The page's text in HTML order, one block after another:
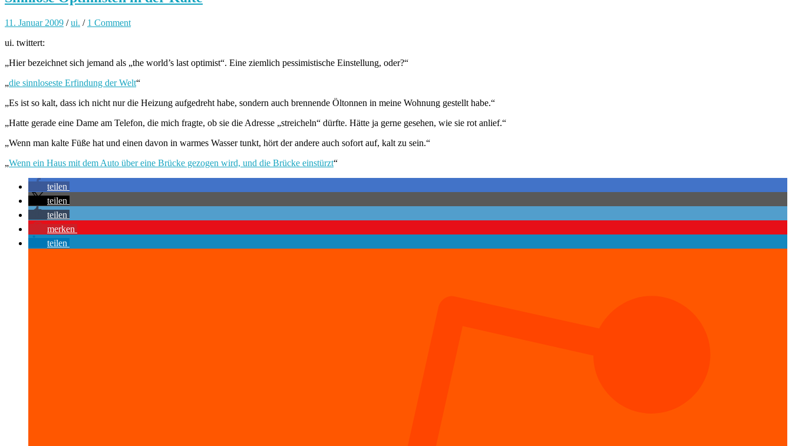
11. Januar 2009 /ui. / 1 Comment
ui. twittert:
„Hier bezeichnet sich jemand als „the world’s last optimist“. Eine ziemlich pessimistische Einstellung, oder?“
„die sinnloseste Erfindung der Welt“
„Es ist so kalt, dass ich nicht nur die Heizung aufgedreht habe, sondern auch brennende Öltonnen in meine Wohnung gestellt habe.“
„Hatte gerade eine Dame am Telefon, die mich fragte, ob sie die Adresse „streicheln“ dürfte. Hätte ja gerne gesehen, wie sie rot anlief.“
„Wenn man kalte Füße hat und einen davon in warmes Wasser tunkt, hört der andere auch sofort auf, kalt zu sein.“
„Wenn ein Haus mit dem Auto über eine Brücke gezogen wird, und die Brücke einstürzt“
teilen
teilen
teilen
merken
teilen